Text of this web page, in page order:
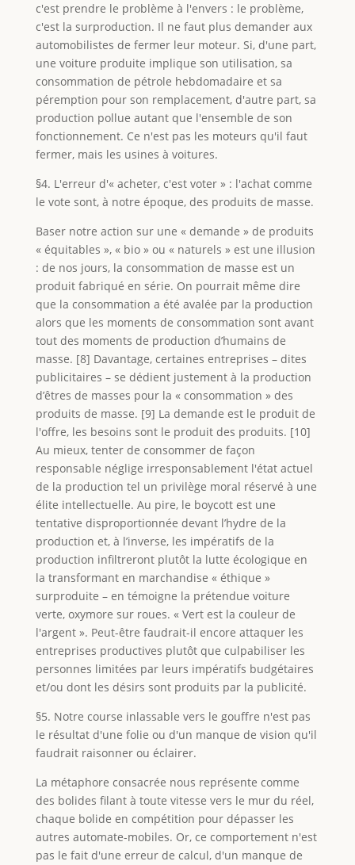
c'est prendre le problème à l'envers : le problème,
c'est la surproduction. Il ne faut plus demander aux
automobilistes de fermer leur moteur. Si, d'une part,
une voiture produite implique son utilisation, sa
consommation de pétrole hebdomadaire et sa
péremption pour son remplacement, d'autre part, sa
production pollue autant que l'ensemble de son
fonctionnement. Ce n'est pas les moteurs qu'il faut
fermer, mais les usines à voitures.
§4. L'erreur d'« acheter, c'est voter » : l'achat comme
le vote sont, à notre époque, des produits de masse.
Baser notre action sur une « demande » de produits
« équitables », « bio » ou « naturels » est une illusion
: de nos jours, la consommation de masse est un
produit fabriqué en série. On pourrait même dire
que la consommation a été avalée par la production
alors que les moments de consommation sont avant
tout des moments de production d’humains de
masse. [8] Davantage, certaines entreprises – dites
publicitaires – se dédient justement à la production
d’êtres de masses pour la « consommation » des
produits de masse. [9] La demande est le produit de
l'offre, les besoins sont le produit des produits. [10]
Au mieux, tenter de consommer de façon
responsable néglige irresponsablement l'état actuel
de la production tel un privilège moral réservé à une
élite intellectuelle. Au pire, le boycott est une
tentative disproportionnée devant l’hydre de la
production et, à l’inverse, les impératifs de la
production infiltreront plutôt la lutte écologique en
la transformant en marchandise « éthique »
surproduite – en témoigne la prétendue voiture
verte, oxymore sur roues. « Vert est la couleur de
l'argent ». Peut-être faudrait-il encore attaquer les
entreprises productives plutôt que culpabiliser les
personnes limitées par leurs impératifs budgétaires
et/ou dont les désirs sont produits par la publicité.
§5. Notre course inlassable vers le gouffre n'est pas
le résultat d'une folie ou d'un manque de vision qu'il
faudrait raisonner ou éclairer.
La métaphore consacrée nous représente comme
des bolides filant à toute vitesse vers le mur du réel,
chaque bolide en compétition pour dépasser les
autres automate-mobiles. Or, ce comportement n'est
pas le fait d'une erreur de calcul, d'un manque de